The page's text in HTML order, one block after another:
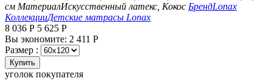
см МатериалИскусственный латекс, Кокос БрендLonax
КоллекцииДетские матрасы Lonax
8 036 Р 5 625 Р
Вы экономите: 2 411 Р
Размер :
Купить
уголок покупателя